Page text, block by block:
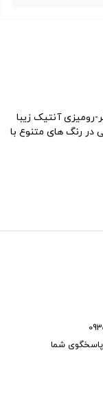
رومیزی آنتیک زیبا
در رنگ های متنوع با
تا ۶ بعد از ظهر پاسخگوی شما